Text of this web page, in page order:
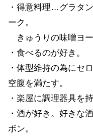
・得意料理…グラタ
ーク。
きゅうりの味噌ヨー
・食べるのが好き。
・体型維持の為にセ
空腹を満たす。
・楽屋に調理器具を
・酒が好き。好きな
ボン。